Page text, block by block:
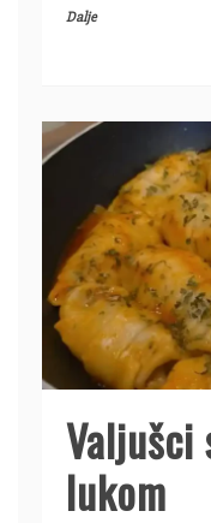
Dalje
Valjušci
lukom